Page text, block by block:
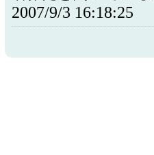
2007/9/3 16:18:25